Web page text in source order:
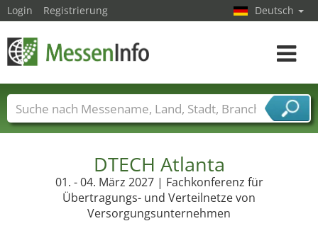
DTECH Atlanta
01. - 04. März 2027 | Fachkonferenz für
Übertragungs- und Verteilnetze von
Versorgungsunternehmen
Login Registrierung Deutsch
Toggle
Messenamen Länder Städte
Branchen